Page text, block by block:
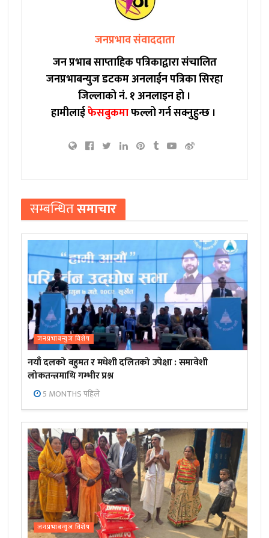
जनप्रभाव संवाददाता
जन प्रभाब साप्ताहिक पत्रिकाद्वारा संचालित
जनप्रभाबन्युज डटकम अनलाईन पत्रिका सिरहा
जिल्लाको नं. १ अनलाइन हो ।
हामीलाईफेसबुकमाफल्लो गर्न सक्नुहुन्छ ।
सम्बन्धितसमाचार
जनप्रभाबन्युज विशेष
नयाँ दलको बहुमत र मधेशी दलितको उपेक्षा : समावेशी
लोकतन्त्रमाथि गम्भीर प्रश्न
5 MONTHS पहिले
जनप्रभाबन्युज विशेष